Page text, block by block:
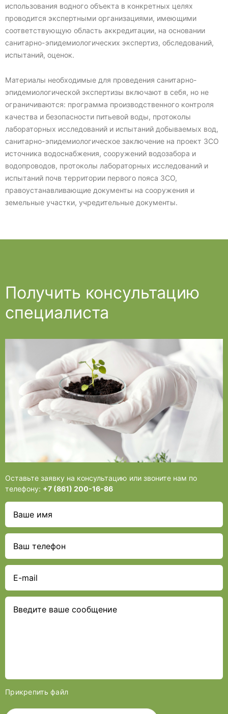
использования водного объекта в конкретных целях
проводится экспертными организациями, имеющими
соответствующую область аккредитации, на основании
санитарно-эпидемиологических экспертиз, обследований,
испытаний, оценок.
Материалы необходимые для проведения санитарно-
эпидемиологической экспертизы включают в себя, но не
ограничиваются: программа производственного контроля
качества и безопасности питьевой воды, протоколы
лабораторных исследований и испытаний добываемых вод,
санитарно-эпидемиологическое заключение на проект ЗСО
источника водоснабжения, сооружений водозабора и
водопроводов, протоколы лабораторных исследований и
испытаний почв территории первого пояса ЗСО,
правоустанавливающие документы на сооружения и
земельные участки, учредительные документы.
Получить консультацию
специалиста
Оставьте заявку на консультацию или звоните нам по
телефону: +7 (861) 200-16-86
Прикрепить файл